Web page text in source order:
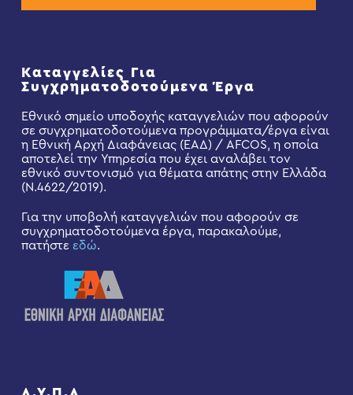
Καταγγελίες Για
Συγχρηματοδοτούμενα Έργα
Εθνικό σημείο υποδοχής καταγγελιών που αφορούν
σε συγχρηματοδοτούμενα προγράμματα/έργα είναι
η Εθνική Αρχή Διαφάνειας (ΕΑΔ) / AFCOS, η οποία
αποτελεί την Υπηρεσία που έχει αναλάβει τον
εθνικό συντονισμό για θέματα απάτης στην Ελλάδα
(Ν.4622/2019).
Για την υποβολή καταγγελιών που αφορούν σε
συγχρηματοδοτούμενα έργα, παρακαλούμε,
πατήστε εδώ.